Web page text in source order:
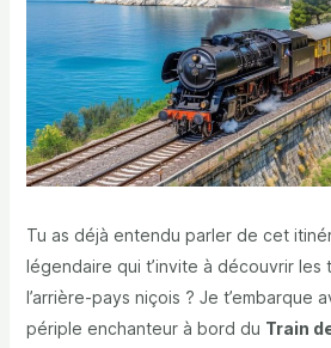
Tu as déjà entendu parler de cet
légendaire qui t’invite à découvrir les
l’arrière-pays niçois ? Je t’embarque
périple enchanteur à bord du Train